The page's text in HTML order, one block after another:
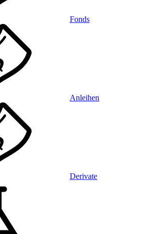
Fonds
Anleihen
Derivate